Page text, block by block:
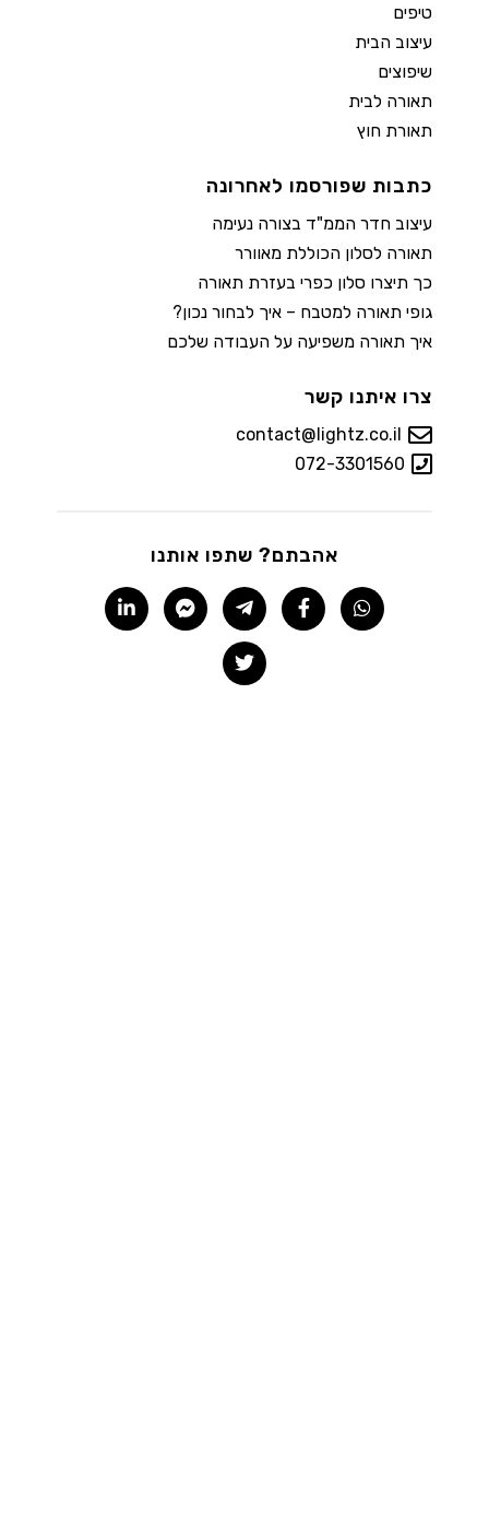
טיפים
עיצוב הבית
שיפוצים
תאורה לבית
תאורת חוץ
כתבות שפורסמו לאחרונה
עיצוב חדר הממ"ד בצורה נעימה
תאורה לסלון הכוללת מאוורר
כך תיצרו סלון כפרי בעזרת תאורה
גופי תאורה למטבח – איך לבחור נכון?
איך תאורה משפיעה על העבודה שלכם
צרו איתנו קשר
contact@lightz.co.il
072-3301560
אהבתם? שתפו אותנו